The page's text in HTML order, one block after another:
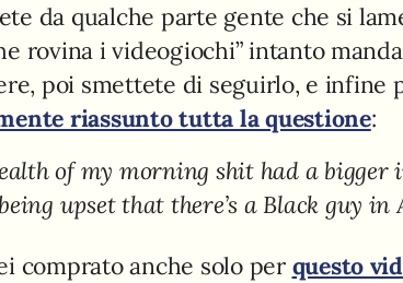
da qualche parte gente che si
rovina i videogiochi” intanto
poi smettete di seguirlo, e infine
riassunto tutta la questione:
of my morning shit had a bigger
upset that there’s a Black guy in
comprato anche solo per questo